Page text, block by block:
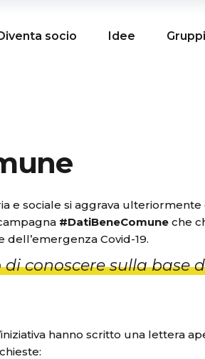
socio Idee
e sociale si aggrava
#DatiBeneComune che
Covid-19.
conoscere sulla base
hanno scritto una lettera